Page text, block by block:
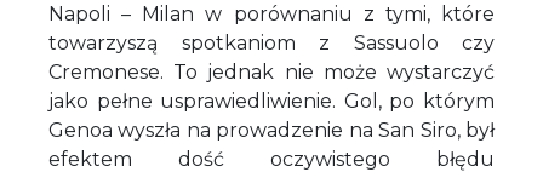
Napoli – Milan w porównaniu z tymi, które
towarzyszą spotkaniom z Sassuolo czy
Cremonese. To jednak nie może wystarczyć
jako pełne usprawiedliwienie. Gol, po którym
Genoa wyszła na prowadzenie na San Siro, był
efektem dość oczywistego błędu